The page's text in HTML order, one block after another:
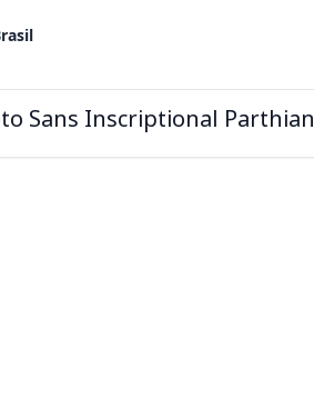
Sans Inscriptional Parthian